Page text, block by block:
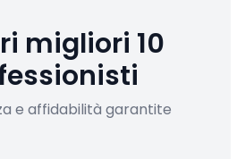
migliori 10
e affidabilità garantite